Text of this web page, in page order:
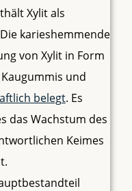
Xylit als
karieshemmende
von Xylit in Form
und
belegt. Es
das Wachstum des
Keimes